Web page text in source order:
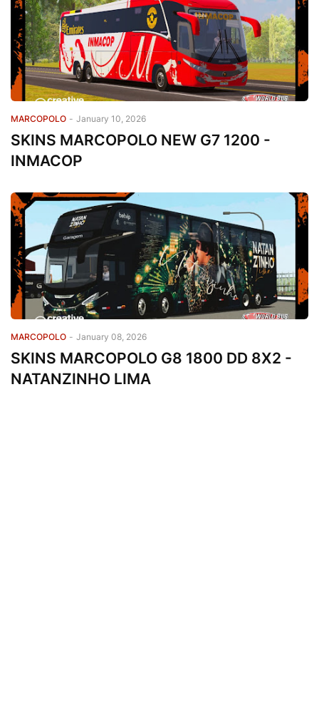
MARCOPOLO - January 10, 2026
SKINS MARCOPOLO NEW G7 1200 -
INMACOP
MARCOPOLO - January 08, 2026
SKINS MARCOPOLO G8 1800 DD 8X2 -
NATANZINHO LIMA